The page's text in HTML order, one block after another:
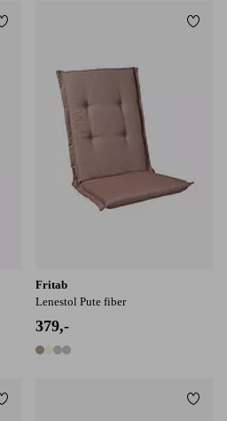
Legg til favoritter
Fritab
Lenestol Pute fiber
379,-
4 farger
Legg til favoritter